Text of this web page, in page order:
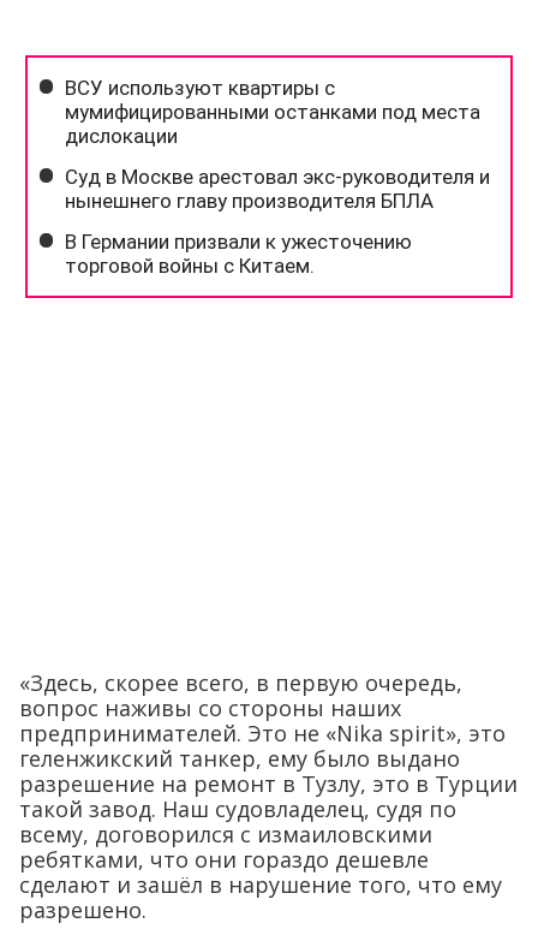
«Здесь, скорее всего, в первую очередь,
вопрос наживы со стороны наших
предпринимателей. Это не «Nika spirit», это
геленжикский танкер, ему было выдано
разрешение на ремонт в Тузлу, это в Турции
такой завод. Наш судовладелец, судя по
всему, договорился с измаиловскими
ребятками, что они гораздо дешевле
сделают и зашёл в нарушение того, что ему
разрешено.